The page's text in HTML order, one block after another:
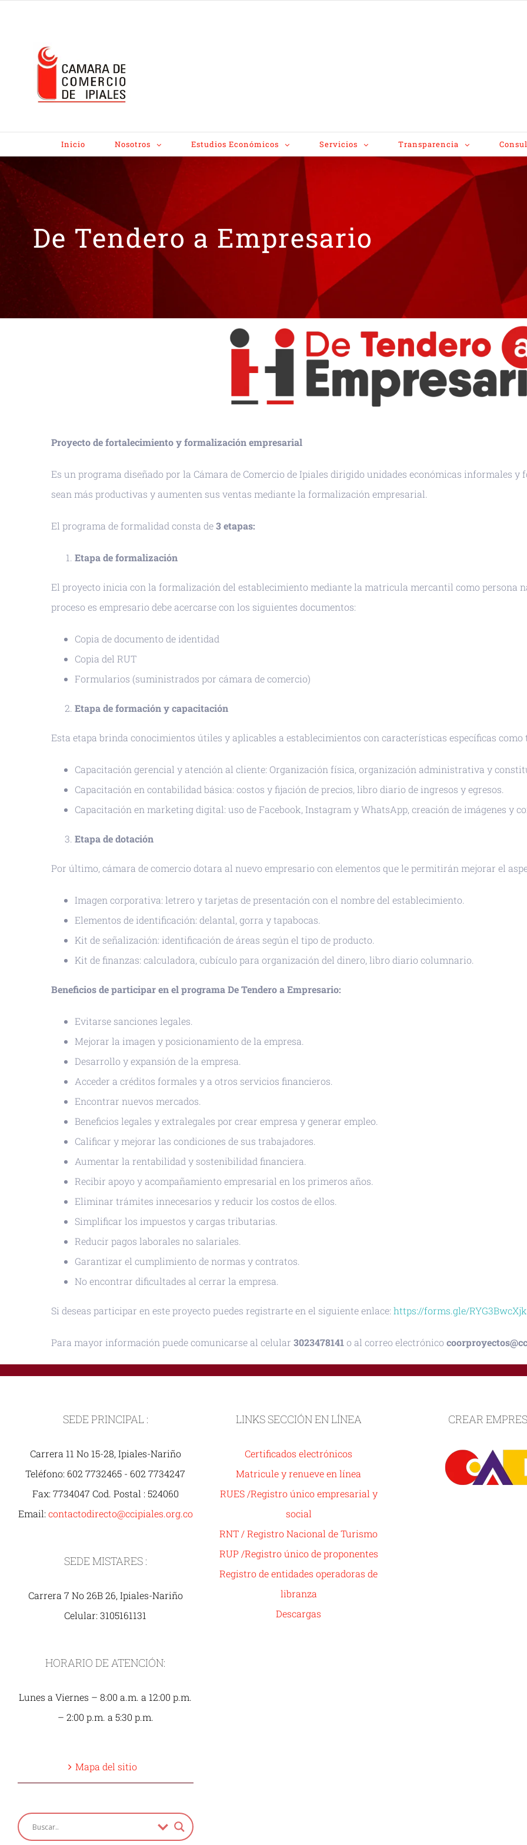
Inicio Nosotros Estudios Económicos Servicios Transparencia
De Tendero a Empresario
Proyecto de fortalecimiento y formalización empresarial
Es un programa diseñado por la Cámara de Comercio de Ipiales dirigido unidades económicas informales y
sean más productivas y aumenten sus ventas mediante la formalización empresarial.
El programa de formalidad consta de3 etapas:
Etapa de formalización
El proyecto inicia con la formalización del establecimiento mediante la matricula mercantil como persona
proceso es empresario debe acercarse con los siguientes documentos:
Copia de documento de identidad
Copia del RUT
Formularios (suministrados por cámara de comercio)
Etapa de formación y capacitación
Esta etapa brinda conocimientos útiles y aplicables a establecimientos con características específicas como
Capacitación gerencial y atención al cliente: Organización física, organización administrativa y
Capacitación en contabilidad básica: costos y fijación de precios, libro diario de ingresos y egresos.
Capacitación en marketing digital: uso de Facebook, Instagram y WhatsApp, creación de imágenes y
Etapa de dotación
Por último, cámara de comercio dotara al nuevo empresario con elementos que le permitirán mejorar el
Imagen corporativa: letrero y tarjetas de presentación con el nombre del establecimiento.
Elementos de identificación: delantal, gorra y tapabocas.
Kit de señalización: identificación de áreas según el tipo de producto.
Kit de finanzas: calculadora, cubículo para organización del dinero, libro diario columnario.
Beneficios de participar en el programa De Tendero a Empresario:
Evitarse sanciones legales.
Mejorar la imagen y posicionamiento de la empresa.
Desarrollo y expansión de la empresa.
Acceder a créditos formales y a otros servicios financieros.
Encontrar nuevos mercados.
Beneficios legales y extralegales por crear empresa y generar empleo.
Calificar y mejorar las condiciones de sus trabajadores.
Aumentar la rentabilidad y sostenibilidad financiera.
Recibir apoyo y acompañamiento empresarial en los primeros años.
Eliminar trámites innecesarios y reducir los costos de ellos.
Simplificar los impuestos y cargas tributarias.
Reducir pagos laborales no salariales.
Garantizar el cumplimiento de normas y contratos.
No encontrar dificultades al cerrar la empresa.
Si deseas participar en este proyecto puedes registrarte en el siguiente enlace: https://forms.gle/
Para mayor información puede comunicarse al celular 3023478141o al correo electrónico
SEDE PRINCIPAL :
Carrera 11 No 15-28, Ipiales-Nariño
Teléfono: 602 7732465 - 602 7734247
Fax: 7734047 Cod. Postal : 524060
Email: contactodirecto@ccipiales.org.co
SEDE MISTARES :
Carrera 7 No 26B 26, Ipiales-Nariño
Celular: 3105161131
HORARIO DE ATENCIÓN:
Lunes a Viernes – 8:00 a.m. a 12:00 p.m.
– 2:00 p.m. a 5:30 p.m.
Mapa del sitio
LINKS SECCIÓN EN LÍNEA
Certificados electrónicos
Matricule y renueve en línea
RUES /Registro único empresarial y
social
RNT / Registro Nacional de Turismo
RUP /Registro único de proponentes
Registro de entidades operadoras de
libranza
Descargas
CREAR